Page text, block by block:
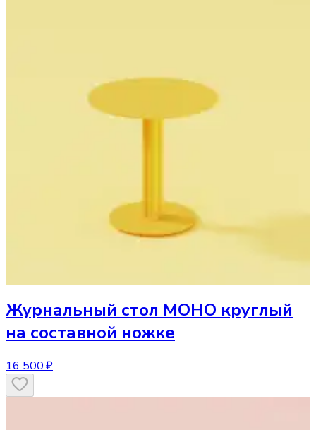
Журнальный стол МОНО круглый
на составной ножке
16 500 ₽